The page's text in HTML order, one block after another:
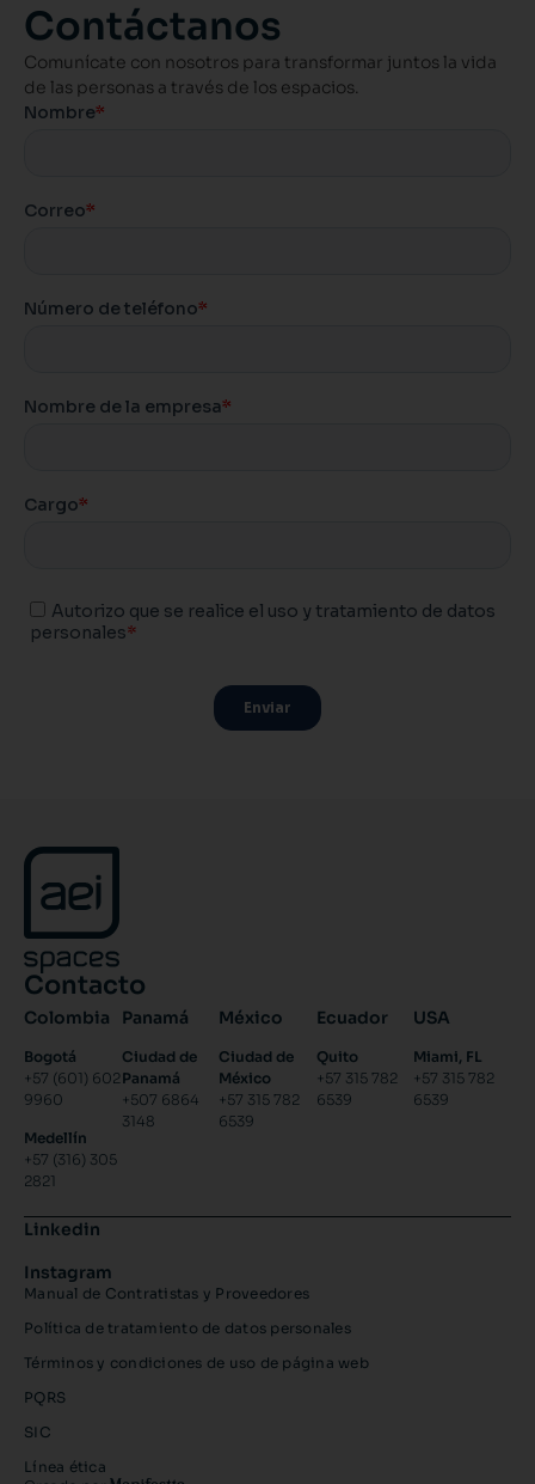
Contáctanos
Comunícate con nosotros para transformar juntos la vida
de las personas a través de los espacios.
Contacto
Colombia
Bogotá
+57 (601) 602
9960
Medellín
+57 (316) 305
2821
Panamá
Ciudad de
Panamá
+507 6864
3148
México
Ciudad de
México
+57 315 782
6539
Ecuador
Quito
+57 315 782
6539
USA
Miami, FL
+57 315 782
6539
Linkedin
Instagram
Manual de Contratistas y Proveedores
Política de tratamiento de datos personales
Términos y condiciones de uso de página web
PQRS
SIC
Línea ética